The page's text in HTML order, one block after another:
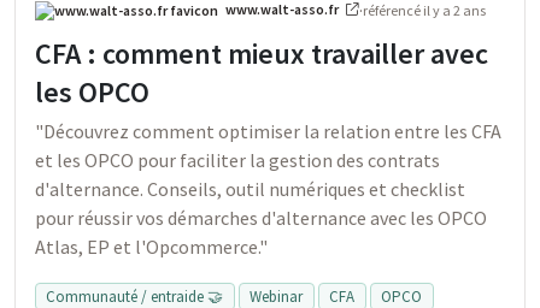
www.walt-asso.fr ·référencé il y a 2 ans
CFA : comment mieux travailler avec
les OPCO
"Découvrez comment optimiser la relation entre les CFA
et les OPCO pour faciliter la gestion des contrats
d'alternance. Conseils, outil numériques et checklist
pour réussir vos démarches d'alternance avec les OPCO
Atlas, EP et l'Opcommerce."
Communauté / entraide 🤝 Webinar CFA
OPCO